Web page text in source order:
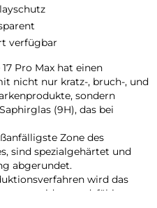
verfügbar
Pro Max hat einen
nicht nur kratz-, bruch-, und
sondern
(9H), das bei
Zone des
sind spezialgehärtet und
abgerundet.
wird das
widerstandsfähig